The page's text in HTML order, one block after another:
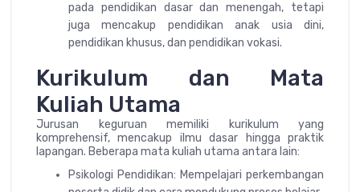
pada pendidikan dasar dan menengah, tetapi
juga mencakup pendidikan anak usia dini,
pendidikan khusus, dan pendidikan vokasi.
Kurikulum dan Mata
Kuliah Utama
Jurusan keguruan memiliki kurikulum yang
komprehensif, mencakup ilmu dasar hingga praktik
lapangan. Beberapa mata kuliah utama antara lain:
Psikologi Pendidikan: Mempelajari perkembangan